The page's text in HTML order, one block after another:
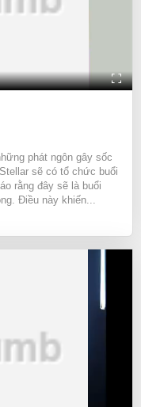
phát ngôn gây sốc
sẽ có tổ chức buổi
rằng đây sẽ là buổi
Điều này khiến...